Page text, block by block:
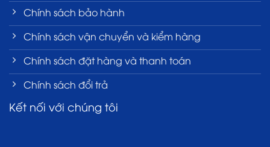
Chính sách bảo hành
Chính sách vận chuyển và kiểm hàng
Chính sách đặt hàng và thanh toán
Chính sách đổi trả
Kết nối với chúng tôi